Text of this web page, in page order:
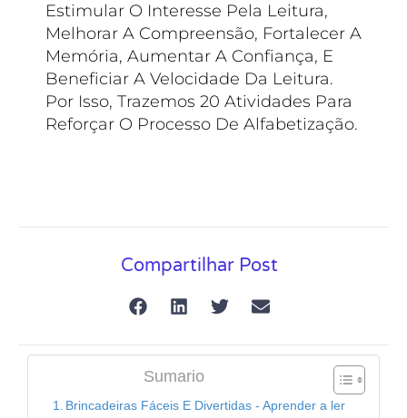
Estimular O Interesse Pela Leitura,
Melhorar A Compreensão, Fortalecer A
Memória, Aumentar A Confiança, E
Beneficiar A Velocidade Da Leitura.
Por Isso, Trazemos 20 Atividades Para
Reforçar O Processo De Alfabetização.
Compartilhar Post
Sumario
Brincadeiras Fáceis E Divertidas - Aprender a ler